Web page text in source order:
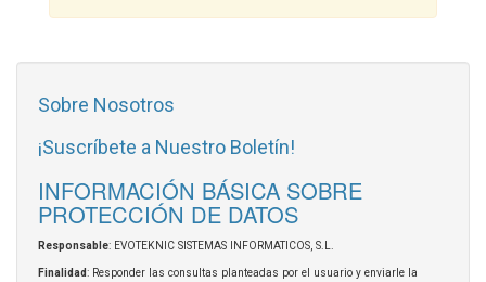
Sobre Nosotros
¡Suscríbete a Nuestro Boletín!
INFORMACIÓN BÁSICA SOBRE
PROTECCIÓN DE DATOS
Responsable: EVOTEKNIC SISTEMAS INFORMATICOS, S.L.
Finalidad: Responder las consultas planteadas por el usuario y enviarle la